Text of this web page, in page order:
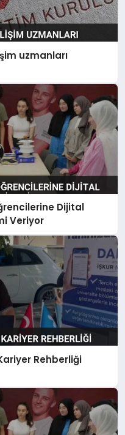
uzmanları
Dijital
Veriyor
Rehberliği